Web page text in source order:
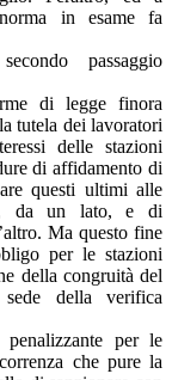
in esame fa
passaggio
di legge finora
tutela dei lavoratori
delle stazioni
di affidamento di
questi ultimi alle
da un lato, e di
Ma questo fine
per le stazioni
della congruità del
della verifica
per le
che pure la